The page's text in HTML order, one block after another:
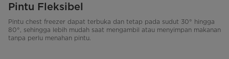
Pintu Fleksibel
Pintu chest freezer dapat terbuka dan tetap pada sudut 30° hingga
80°, sehingga lebih mudah saat mengambil atau menyimpan makanan
tanpa perlu menahan pintu.